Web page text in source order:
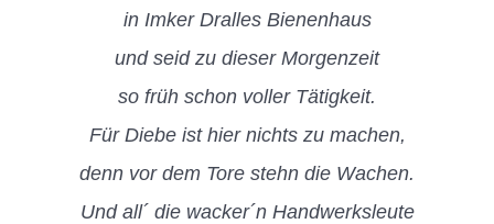
in Imker Dralles Bienenhaus
und seid zu dieser Morgenzeit
so früh schon voller Tätigkeit.
Für Diebe ist hier nichts zu machen,
denn vor dem Tore stehn die Wachen.
Und all´ die wacker´n Handwerksleute